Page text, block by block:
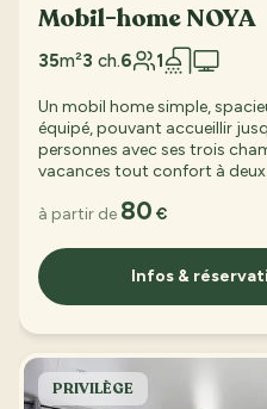
Mobil-home NOYA
35m²3 ch.6 1
Un mobil home simple,
équipé, pouvant accueillir
personnes avec ses trois
vacances tout confort à deux
à partir de 80 €
Infos &
PRIVILÈGE